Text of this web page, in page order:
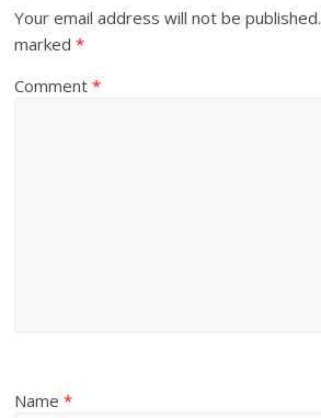
Your email address will not be published.
marked*
Comment*
Name*